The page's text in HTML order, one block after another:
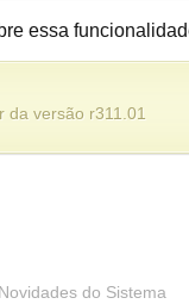
essa
da versão r311.01
Novidades do Sistema